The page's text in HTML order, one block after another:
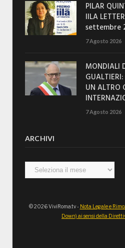
PILAR
IILA
settembre
7 Agosto 2026
MONDIALI
UN ALTRO
7 Agosto 2026
ARCHIVI
Archivi
© 2026 ViviRoma.tv - Nota Legale e
Down) ai sensi della